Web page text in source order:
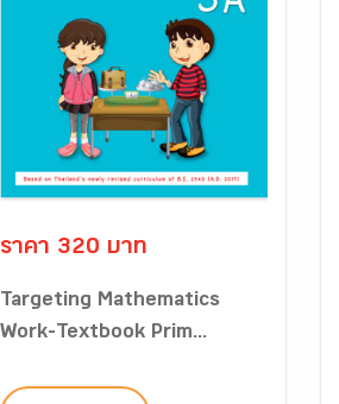
ราคา 320 บาท
Targeting Mathematics
Work-Textbook Prim...